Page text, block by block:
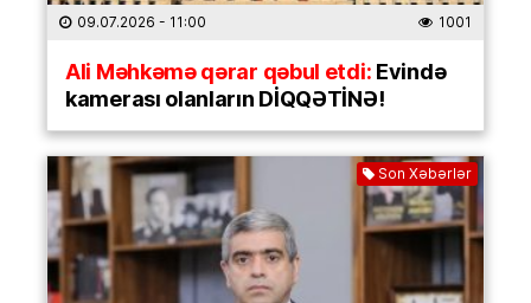
09.07.2026 - 11:00 1001
Ali Məhkəmə qərar qəbul etdi:Evində
kamerası olanların DİQQƏTİNƏ!
Son Xəbərlər